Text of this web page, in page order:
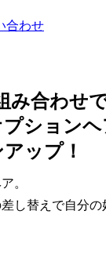
合わせ
み合わせ
ション
ップ！
。
し替えで自分の